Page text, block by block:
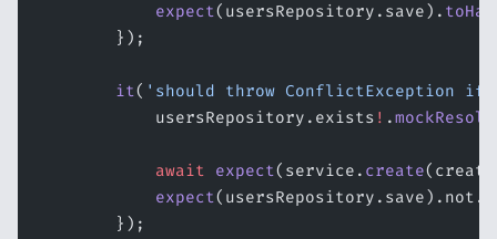
            expect
(usersRepository.save).
        });
        it
( 'should throw ConflictException
            usersRepository.exists
! .
            await
expect(service. create
            expect
(usersRepository.save).not.
        });